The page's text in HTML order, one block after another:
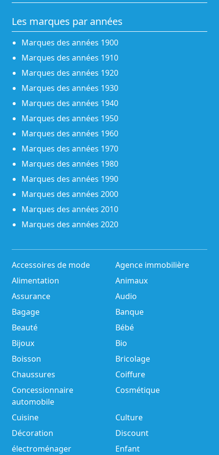
Les marques par années
Marques des années 1900
Marques des années 1910
Marques des années 1920
Marques des années 1930
Marques des années 1940
Marques des années 1950
Marques des années 1960
Marques des années 1970
Marques des années 1980
Marques des années 1990
Marques des années 2000
Marques des années 2010
Marques des années 2020
Accessoires de mode
Agence immobilière
Alimentation
Animaux
Assurance
Audio
Bagage
Banque
Beauté
Bébé
Bijoux
Bio
Boisson
Bricolage
Chaussures
Coiffure
Concessionnaire
automobile
Cosmétique
Cuisine
Culture
Décoration
Discount
électroménager
Enfant